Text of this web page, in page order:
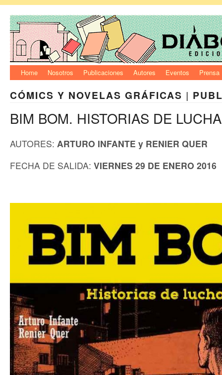
Home Nosotros Publicaciones Autores Eventos Prensa
CÓMICS Y NOVELAS GRÁFICAS |
BIM BOM. HISTORIAS DE LUCHA
AUTORES: ARTURO INFANTE y RENIER QUER
FECHA DE SALIDA: VIERNES 29 DE ENERO 2016